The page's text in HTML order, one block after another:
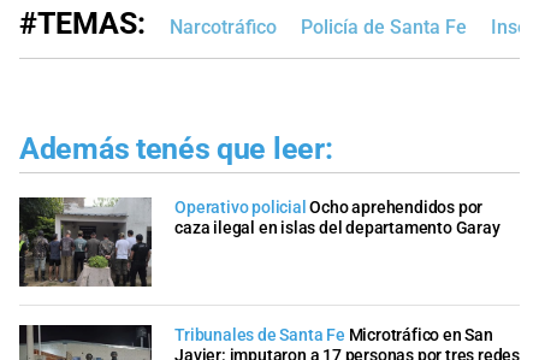
#TEMAS: Narcotráfico Policía de Santa Fe
Además tenés que leer:
Operativo policial Ocho aprehendidos por
caza ilegal en islas del departamento Garay
Tribunales de Santa Fe Microtráfico en San
Javier: imputaron a 17 personas por tres redes